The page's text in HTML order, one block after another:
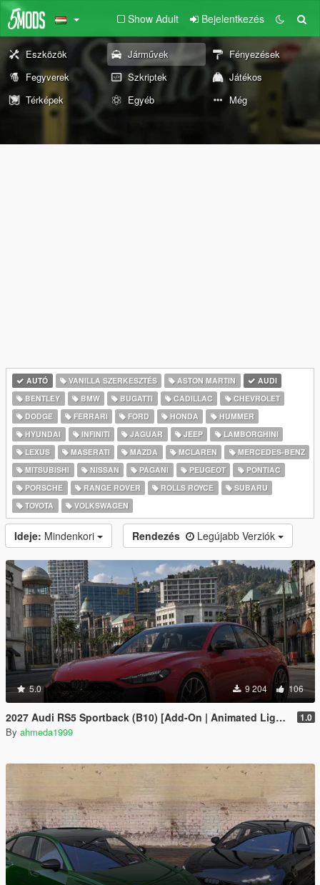
Show Adult Bejelentkezés
Eszközök Járművek
Fényezések
Fegyverek
Szkriptek
Játékos
Térképek
Egyéb Még
AUTÓ VANILLA SZERKESZTÉS ASTON MARTIN
AUDI
BENTLEY
BMW BUGATTI CADILLAC
CHEVROLET
DODGE
FERRARI FORD HONDA
HUMMER
HYUNDAI
INFINITI JAGUAR JEEP
LAMBORGHINI
LEXUS
MASERATI MAZDA MCLAREN
MERCEDES-BENZ
MITSUBISHI
NISSAN PAGANI PEUGEOT
PONTIAC
PORSCHE
RANGE ROVER ROLLS ROYCE
SUBARU
TOYOTA
VOLKSWAGEN
Ideje: Mindenkori Rendezés Legújabb Verziók
5.0 9 204 106
2027 Audi RS5 Sportback (B10) [Add-On | Animated Lights | Tuning] 1.0
By ahmeda1999